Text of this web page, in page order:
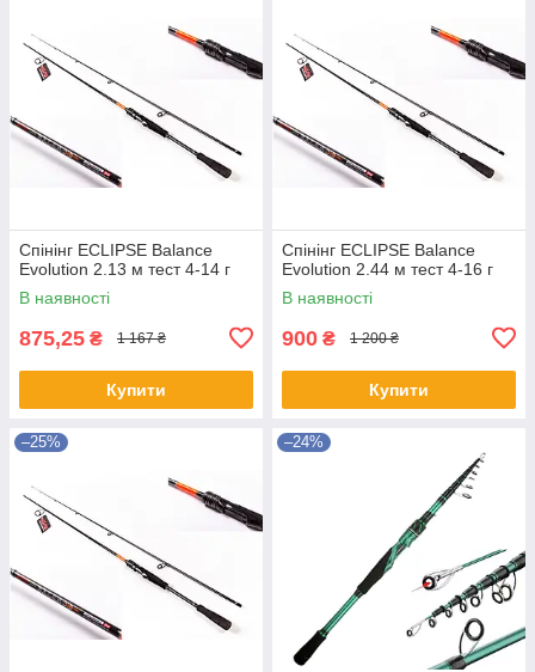
Спінінг ECLIPSE Balance
Evolution 2.13 м тест 4-14 г
В наявності
875,25 ₴ 1 167 ₴
Купити
Спінінг ECLIPSE Balance
Evolution 2.44 м тест 4-16 г
В наявності
900 ₴ 1 200 ₴
Купити
–25% –24%